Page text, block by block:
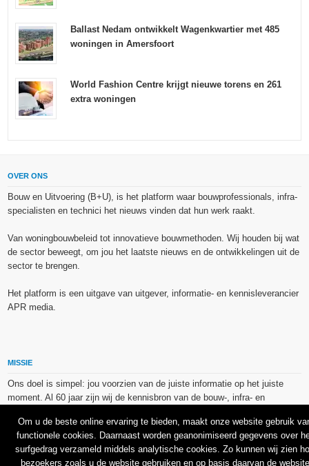
Ballast Nedam ontwikkelt Wagenkwartier met 485
woningen in Amersfoort
World Fashion Centre krijgt nieuwe torens en 261
extra woningen
OVER ONS
Bouw en Uitvoering (B+U), is het platform waar bouwprofessionals, infra-
specialisten en technici het nieuws vinden dat hun werk raakt.
Van woningbouwbeleid tot innovatieve bouwmethoden. Wij houden bij wat
de sector beweegt, om jou het laatste nieuws en de ontwikkelingen uit de
sector te brengen.
Het platform is een uitgave van uitgever, informatie- en kennisleverancier
APR media.
MISSIE
Ons doel is simpel: jou voorzien van de juiste informatie op het juiste
moment. Al 60 jaar zijn wij de kennisbron van de bouw-, infra- en
De op dit platform gebruikte afbeeldingen, illustraties en foto’s zijn ofwel
vrij van rechten verkregen via de bron van het betreffende bericht, of
Om u de beste online ervaring te bieden, maakt onze website gebruik
functionele cookies. Daarnaast worden geanonimiseerd gegevens over
surfgedrag verzameld middels analytische cookies. Zo kunnen wij zien
bezoekers zoals u de website gebruiken en op basis daarvan de website